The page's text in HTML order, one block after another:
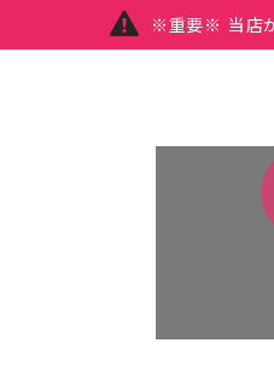
※重要※ 当店か